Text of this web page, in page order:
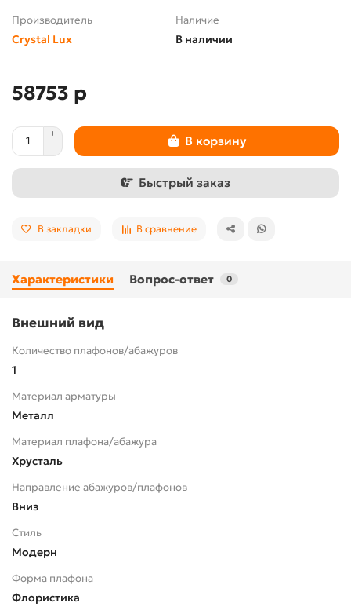
Производитель
Crystal Lux
Наличие
В наличии
58753 р
В корзину
Быстрый заказ
В закладки В сравнение
Характеристики Вопрос-ответ 0
Внешний вид
Количество плафонов/абажуров
1
Материал арматуры
Металл
Материал плафона/абажура
Хрусталь
Направление абажуров/плафонов
Вниз
Стиль
Модерн
Форма плафона
Флористика